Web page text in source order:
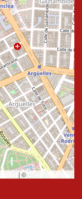
Leaflet | © OpenStreetMap